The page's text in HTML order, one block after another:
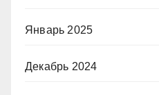
Январь 2025
Декабрь 2024